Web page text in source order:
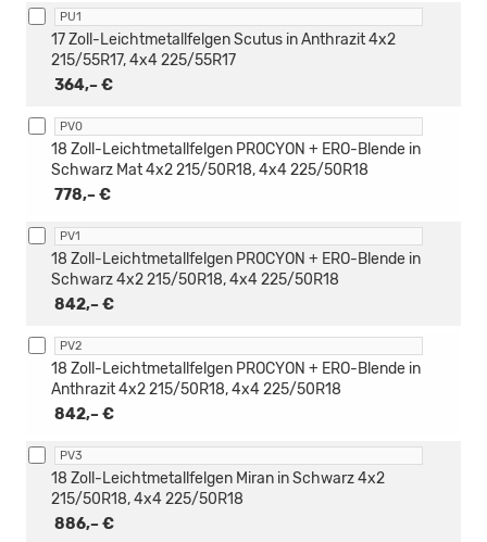
PU1
364,– €
17 Zoll-Leichtmetallfelgen Scutus in Anthrazit 4x2
215/55R17, 4x4 225/55R17
PV0
778,– €
18 Zoll-Leichtmetallfelgen PROCYON + ERO-Blende in
Schwarz Mat 4x2 215/50R18, 4x4 225/50R18
PV1
842,– €
18 Zoll-Leichtmetallfelgen PROCYON + ERO-Blende in
Schwarz 4x2 215/50R18, 4x4 225/50R18
PV2
842,– €
18 Zoll-Leichtmetallfelgen PROCYON + ERO-Blende in
Anthrazit 4x2 215/50R18, 4x4 225/50R18
PV3
886,– €
18 Zoll-Leichtmetallfelgen Miran in Schwarz 4x2
215/50R18, 4x4 225/50R18